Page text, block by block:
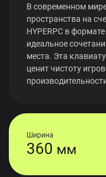
В современном
пространства на
HYPERPC в
идеальное
места. Эта
ценит чистоту
Ширина
360 мм